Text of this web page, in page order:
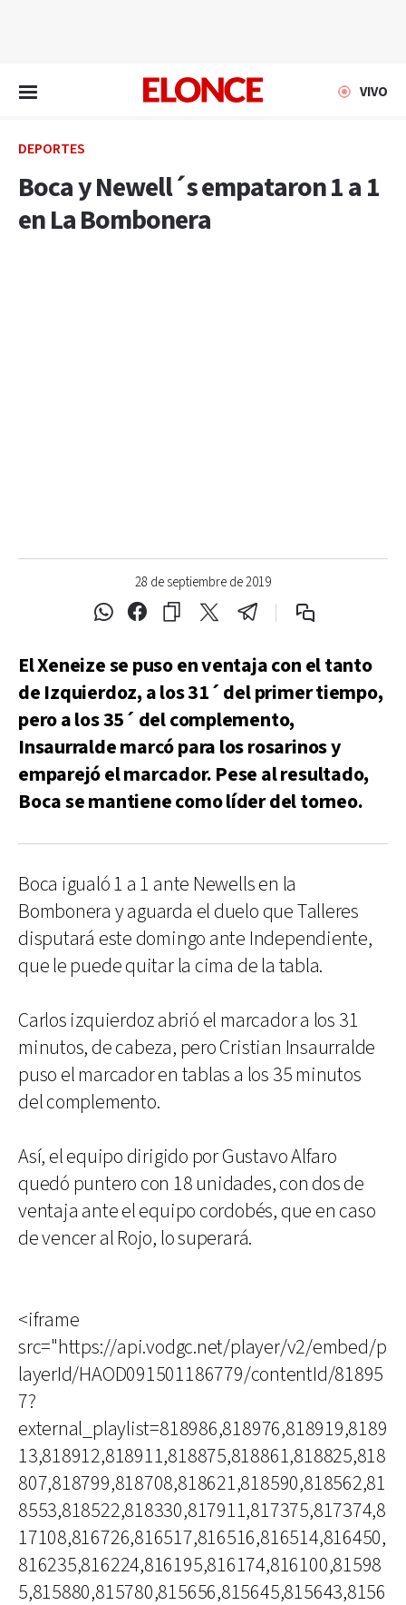
VIVO
DEPORTES
Boca y Newell´s empataron 1 a 1
en La Bombonera
28 de septiembre de 2019
El Xeneize se puso en ventaja con el tanto
de Izquierdoz, a los 31´ del primer tiempo,
pero a los 35´ del complemento,
Insaurralde marcó para los rosarinos y
emparejó el marcador. Pese al resultado,
Boca se mantiene como líder del torneo.
Boca igualó 1 a 1 ante Newells en la
Bombonera y aguarda el duelo que Talleres
disputará este domingo ante Independiente,
que le puede quitar la cima de la tabla.
Carlos izquierdoz abrió el marcador a los 31
minutos, de cabeza, pero Cristian Insaurralde
puso el marcador en tablas a los 35 minutos
del complemento.
Así, el equipo dirigido por Gustavo Alfaro
quedó puntero con 18 unidades, con dos de
ventaja ante el equipo cordobés, que en caso
de vencer al Rojo, lo superará.
<iframe
src="https://api.vodgc.net/player/v2/embed/p
layerId/HAOD091501186779/contentId/81895
7?
external_playlist=818986,818976,818919,8189
13,818912,818911,818875,818861,818825,818
807,818799,818708,818621,818590,818562,81
8553,818522,818330,817911,817375,817374,8
17108,816726,816517,816516,816514,816450,
816235,816224,816195,816174,816100,81598
5,815880,815780,815656,815645,815643,8156